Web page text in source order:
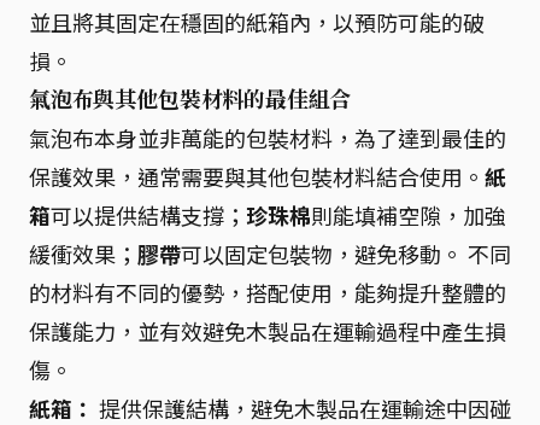
並且將其固定在穩固的紙箱內，以預防可能的破
損。
氣泡布與其他包裝材料的最佳組合
氣泡布本身並非萬能的包裝材料，為了達到最佳的
保護效果，通常需要與其他包裝材料結合使用。 紙
箱可以提供結構支撐； 珍珠棉則能填補空隙，加強
緩衝效果； 膠帶可以固定包裝物，避免移動。 不同
的材料有不同的優勢，搭配使用，能夠提升整體的
保護能力，並有效避免木製品在運輸過程中產生損
傷。
紙箱： 提供保護結構，避免木製品在運輸途中因碰